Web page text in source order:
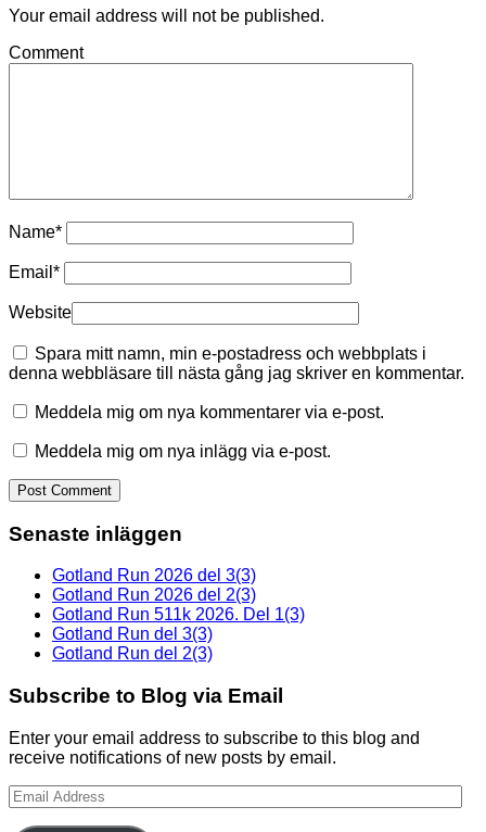
Your email address will not be published.
Comment
Name*
Email *
Website
Spara mitt namn, min e-postadress och webbplats i
denna webbläsare till nästa gång jag skriver en kommentar.
Meddela mig om nya kommentarer via e-post.
Meddela mig om nya inlägg via e-post.
Senaste inläggen
Gotland Run 2026 del 3(3)
Gotland Run 2026 del 2(3)
Gotland Run 511k 2026. Del 1(3)
Gotland Run del 3(3)
Gotland Run del 2(3)
Subscribe to Blog via Email
Enter your email address to subscribe to this blog and
receive notifications of new posts by email.
Email
Address